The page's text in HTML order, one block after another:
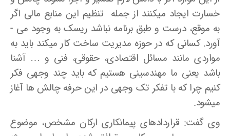
خسارت ایجاد می­کنند از جمله تنظیم این منابع مالی اگر
به موقع، درست و طبق برنامه نباشد ریسک به وجود می ­
آورد. کسانی که در حوزه مدیریت ساخت کار می­کند باید به
مواردی مانند مسائل اقتصادی، حقوقی، فنی و … آشنا
باشد یعنی ما مهندسینی هستیم که باید چند وجهی فکر
کنیم چرا که با تفکر تک وجهی در این حرفه چالش­ ها آغاز
می­شود.
وی گفت: قراردادهای پیمانکاری ارکان مشخص، موضوع